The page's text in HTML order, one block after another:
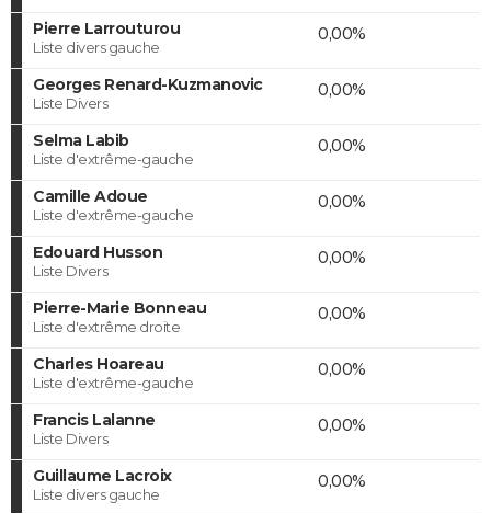
Pierre Larrouturou
Liste divers gauche
0,00%
Georges Renard-Kuzmanovic
Liste Divers
0,00%
Selma Labib
Liste d'extrême-gauche
0,00%
Camille Adoue
Liste d'extrême-gauche
0,00%
Edouard Husson
Liste Divers
0,00%
Pierre-Marie Bonneau
Liste d'extrême droite
0,00%
Charles Hoareau
Liste d'extrême-gauche
0,00%
Francis Lalanne
Liste Divers
0,00%
Guillaume Lacroix
Liste divers gauche
0,00%